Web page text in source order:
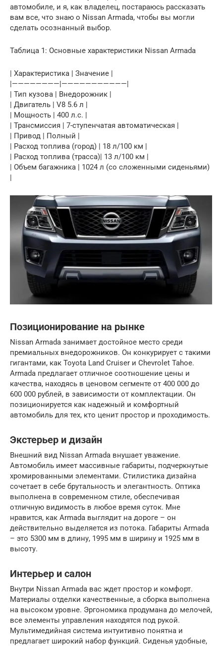
автомобиле, и я, как владелец, постараюсь рассказать
вам все, что знаю о Nissan Armada, чтобы вы могли
сделать осознанный выбор.
Таблица 1: Основные характеристики Nissan Armada
| Характеристика | Значение |
|————————|———————————|
| Тип кузова | Внедорожник |
| Двигатель | V8 5.6 л |
| Мощность | 400 л.с. |
| Трансмиссия | 7-ступенчатая автоматическая |
| Привод | Полный |
| Расход топлива (город) | 18 л/100 км |
| Расход топлива (трасса)| 13 л/100 км |
| Объем багажника | 1024 л (со сложенными сиденьями)
|
Позиционирование на рынке
Nissan Armada занимает достойное место среди
премиальных внедорожников. Он конкурирует с такими
гигантами, как Toyota Land Cruiser и Chevrolet Tahoe.
Armada предлагает отличное соотношение цены и
качества, находясь в ценовом сегменте от 400 000 до
600 000 рублей, в зависимости от комплектации. Он
позиционируется как надежный и комфортный
автомобиль для тех, кто ценит простор и проходимость.
Экстерьер и дизайн
Внешний вид Nissan Armada внушает уважение.
Автомобиль имеет массивные габариты, подчеркнутые
хромированными элементами. Стилистика дизайна
сочетает в себе брутальность и элегантность. Оптика
выполнена в современном стиле, обеспечивая
отличную видимость в любое время суток. Мне
нравится, как Armada выглядит на дороге – он
действительно выделяется из потока. Габариты Armada
– это 5300 мм в длину, 1995 мм в ширину и 1925 мм в
высоту.
Интерьер и салон
Внутри Nissan Armada вас ждет простор и комфорт.
Материалы отделки качественные, а сборка выполнена
на высоком уровне. Эргономика продумана до мелочей,
все элементы управления находятся под рукой.
Мультимедийная система интуитивно понятна и
предлагает широкий набор функций. Сиденья удобные,